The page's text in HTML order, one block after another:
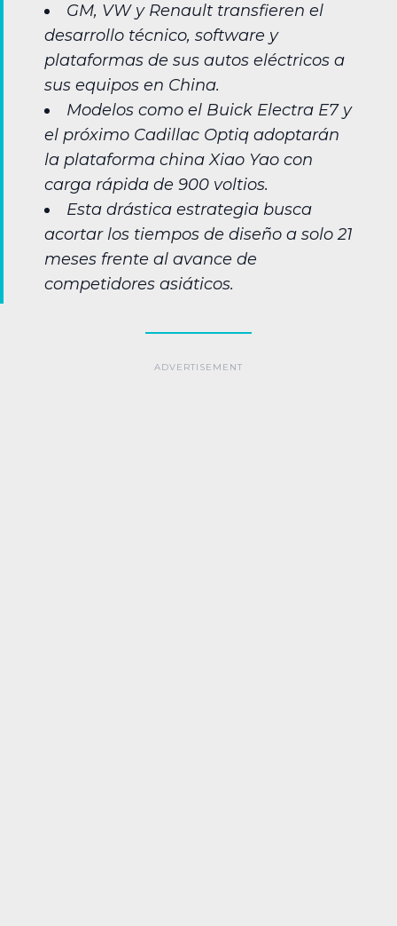
GM, VW y Renault transfieren el
desarrollo técnico, software y
plataformas de sus autos eléctricos a
sus equipos en China.
Modelos como el Buick Electra E7 y
el próximo Cadillac Optiq adoptarán
la plataforma china Xiao Yao con
carga rápida de 900 voltios.
Esta drástica estrategia busca
acortar los tiempos de diseño a solo 21
meses frente al avance de
competidores asiáticos.